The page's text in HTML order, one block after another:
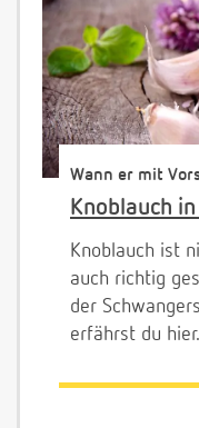
Wann er mit
Knoblauch
Knoblauch ist
auch richtig
der
erfährst du hier.